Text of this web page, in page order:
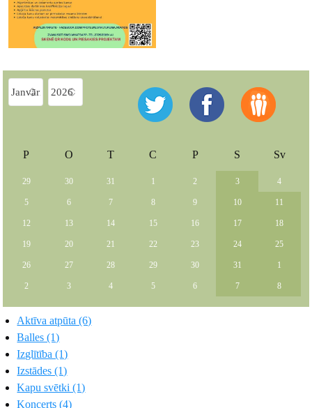
P O T C P S Sv
29 30 31 1 2 3 4
5 6 7 8 9 10 11
12 13 14 15 16 17 18
19 20 21 22 23 24 25
26 27 28 29 30 31 1
2 3 4 5 6 7 8
Aktīva atpūta (6)
Balles (1)
Izglītība (1)
Izstādes (1)
Kapu svētki (1)
Koncerts (4)